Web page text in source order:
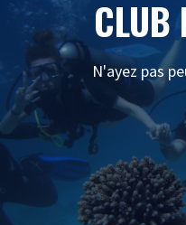
CLUB
N'ayez pas